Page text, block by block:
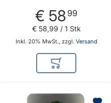
€ 58 99
Inkl. 20% MwSt., zzgl. Versand
€ 58,99 / 1 Stk
In den Warenkorb